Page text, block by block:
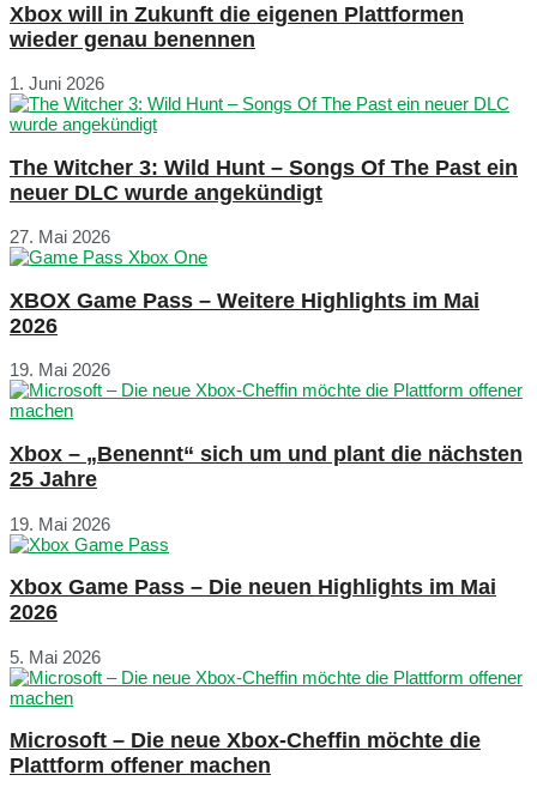
Xbox will in Zukunft die eigenen Plattformen
wieder genau benennen
1. Juni 2026
The Witcher 3: Wild Hunt – Songs Of The Past ein
neuer DLC wurde angekündigt
27. Mai 2026
XBOX Game Pass – Weitere Highlights im Mai
2026
19. Mai 2026
Xbox – „Benennt“ sich um und plant die nächsten
25 Jahre
19. Mai 2026
Xbox Game Pass – Die neuen Highlights im Mai
2026
5. Mai 2026
Microsoft – Die neue Xbox-Cheffin möchte die
Plattform offener machen